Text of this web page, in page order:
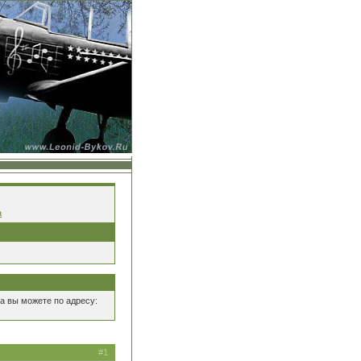
вы можете по адресу:
#1